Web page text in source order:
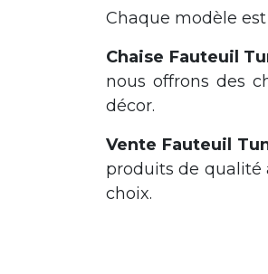
Chaque modèle
Chaise Fauteuil
nous offrons des
décor.
Vente Fauteuil
produits de qualité
choix.